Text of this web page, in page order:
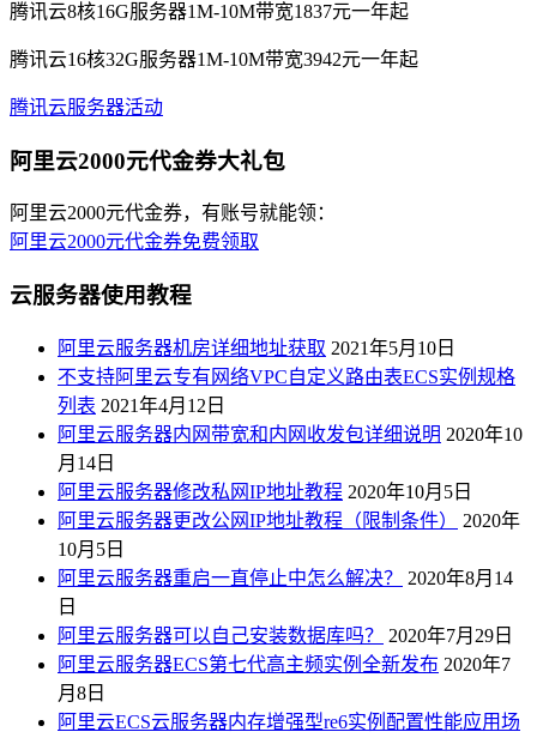
腾讯云8核16G服务器1M-10M带宽1837元一年起
腾讯云16核32G服务器1M-10M带宽3942元一年起
腾讯云服务器活动
阿里云2000元代金券大礼包
阿里云2000元代金券，有账号就能领：
阿里云2000元代金券免费领取
云服务器使用教程
阿里云服务器机房详细地址获取 2021年5月10日
不支持阿里云专有网络VPC自定义路由表ECS实例规格
列表 2021年4月12日
阿里云服务器内网带宽和内网收发包详细说明 2020年10
月14日
阿里云服务器修改私网IP地址教程 2020年10月5日
阿里云服务器更改公网IP地址教程（限制条件）
2020年
10月5日
阿里云服务器重启一直停止中怎么解决？
2020年8月14
日
阿里云服务器可以自己安装数据库吗？
2020年7月29日
阿里云服务器ECS第七代高主频实例全新发布 2020年7
月8日
阿里云ECS云服务器内存增强型re6实例配置性能应用场